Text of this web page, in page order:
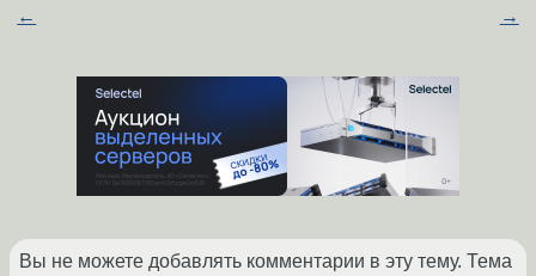
← →
Вы не можете добавлять комментарии в эту тему. Тема